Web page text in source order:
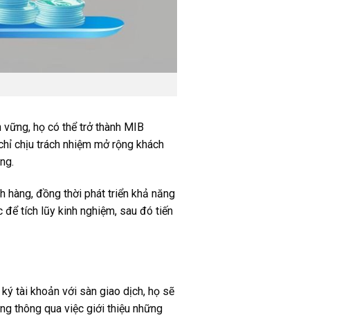
họ có thể trở thành MIB
chịu trách nhiệm mở rộng khách
hàng, đồng thời phát triển khả năng
để tích lũy kinh nghiệm, sau đó tiến
tài khoản với sàn giao dịch, họ sẽ
thông qua việc giới thiệu những